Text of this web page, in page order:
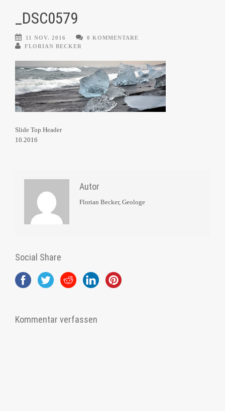
_DSC0579
11 NOV. 2016
0 KOMMENTARE
FLORIAN BECKER
Slide Top Header
10.2016
Autor
Florian Becker, Geologe
Social Share
Kommentar verfassen